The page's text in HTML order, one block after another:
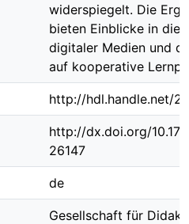
widerspiegelt. Die
bieten Einblicke in die
digitaler Medien und
auf kooperative
http://hdl.handle.net/
http://dx.doi.org/
26147
de
Gesellschaft für